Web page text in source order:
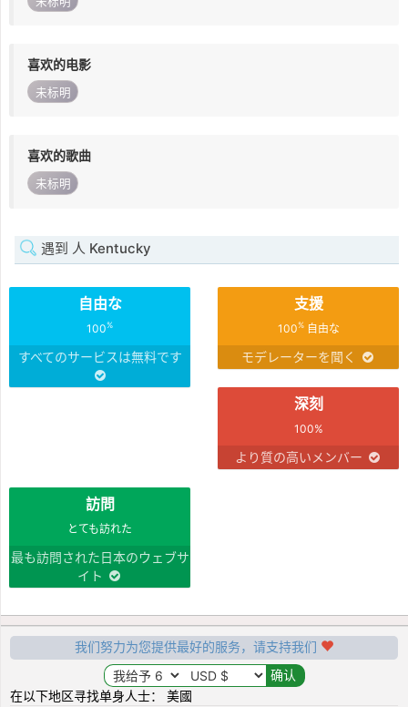
喜欢的电影
未标明
喜欢的歌曲
未标明
遇到 人 Kentucky
自由な
100%
すべてのサービスは無料です
支援
100%自由な
モデレーターを聞く
深刻
100%
より質の高いメンバー
訪問
とても訪れた
最も訪問された日本のウェブサ
イト
我们努力为您提供最好的服务，请支持我们
在以下地区寻找单身人士： 美國